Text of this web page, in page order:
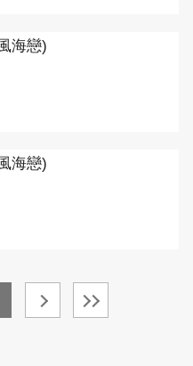
海戀)
海戀)